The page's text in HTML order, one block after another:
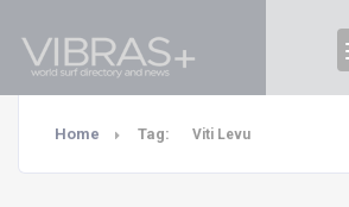
Home Tag: Viti Levu